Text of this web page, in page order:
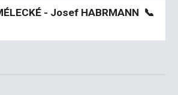
- Josef HABRMANN 📞